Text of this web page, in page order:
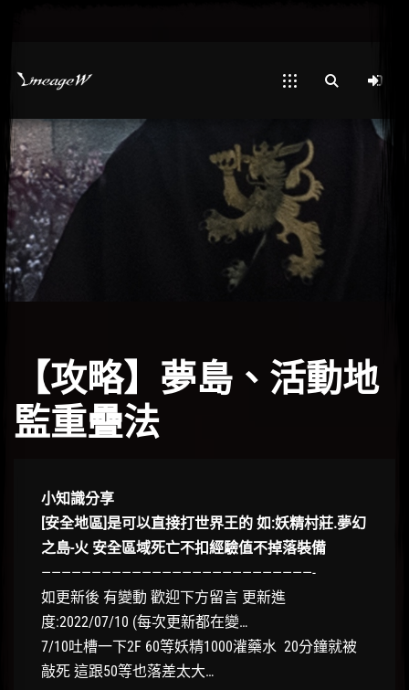
【攻略】夢島、活動地
監重疊法
小知識分享
[安全地區]是可以直接打世界王的 如:妖精村莊.夢幻
之島-火 安全區域死亡不扣經驗值不掉落裝備
———————————————————————————-
如更新後 有變動 歡迎下方留言 更新進
度:2022/07/10 (每次更新都在變…
7/10吐槽一下2F 60等妖精1000灌藥水 20分鐘就被
敲死 這跟50等也落差太大…